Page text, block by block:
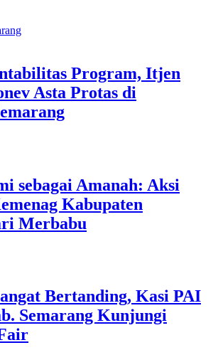
Program, Itjen
Asta Protas di
sebagai Amanah: Aksi
Kabupaten
Merbabu
Bertanding, Kasi PAI
Semarang Kunjungi